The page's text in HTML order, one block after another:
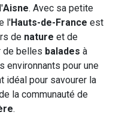
Aisne. Avec sa petite
l'Hauts-de-France est
de nature et de
de belles balades à
environnants pour une
idéal pour savourer la
la communauté de
.